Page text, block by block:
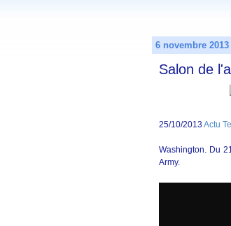
6 novembre 2013
Salon de
25/10/2013 Actu
Washington. Du
Army.